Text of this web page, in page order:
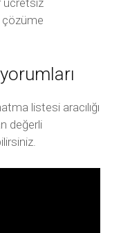
ücretsiz
çözüme
listesi aracılığı
değerli